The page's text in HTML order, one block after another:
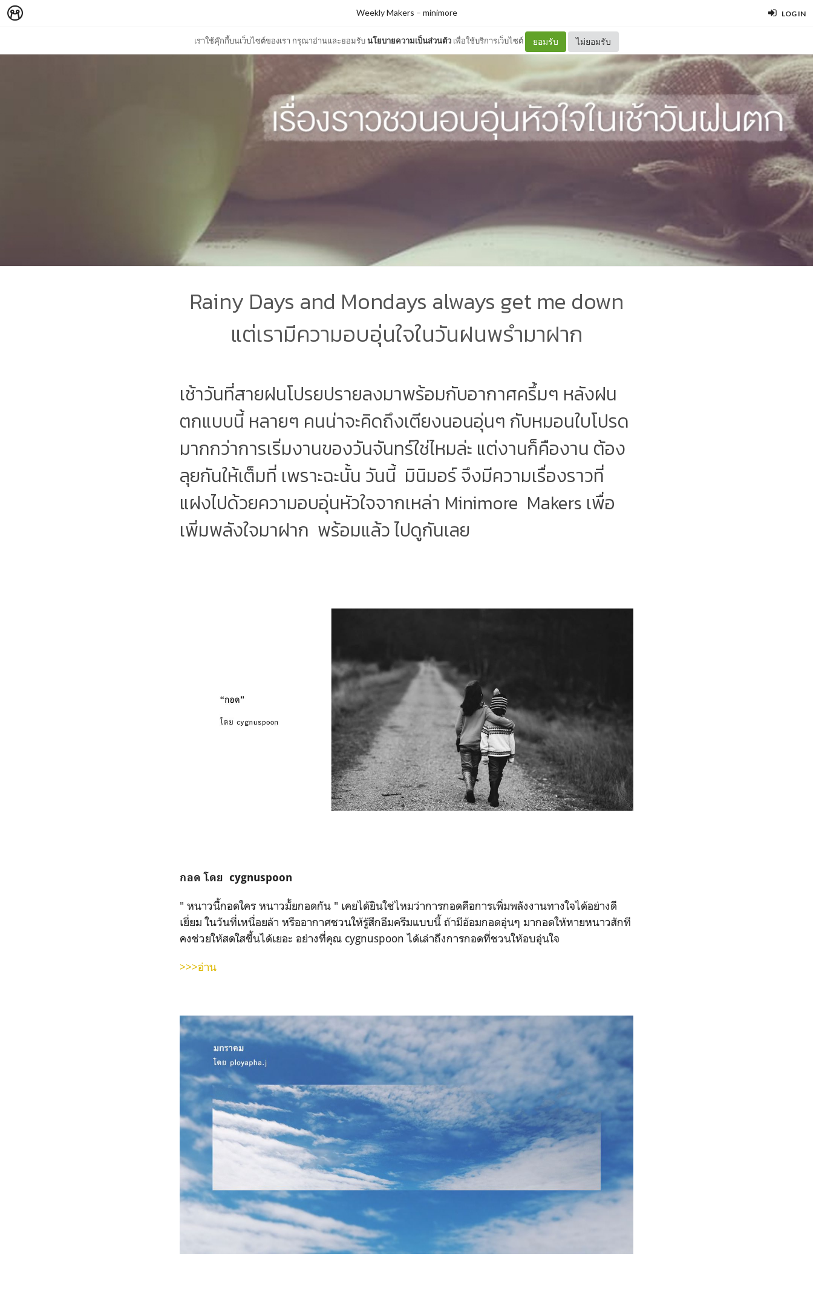
LOG IN
เราใช้คุ๊กกี้บนเว็บไซต์ของเรา กรุณาอ่านและยอมรับนโยบายความเป็นส่วนตัว เพื่อใช้บริการเว็บไซต์ ยอมรับ ไม่ยอมรับ
Weekly Makers – minimore
Rainy Days and Mondays always get me down
แต่เรามีความอบอุ่นใจในวันฝนพรำมาฝาก
เช้าวันที่สายฝนโปรยปรายลงมาพร้อมกับอากาศครึ้มๆ หลังฝน
ตกแบบนี้ หลายๆ คนน่าจะคิดถึงเตียงนอนอุ่นๆ กับหมอนใบโปรด
มากกว่าการเริ่มงานของวันจันทร์ใช่ไหมล่ะ แต่งานก็คืองาน ต้อง
ลุยกันให้เต็มที่ เพราะฉะนั้น วันนี้ มินิมอร์ จึงมีความเรื่องราวที่
แฝงไปด้วยความอบอุ่นหัวใจจากเหล่า Minimore Makers เพื่อ
เพิ่มพลังใจมาฝาก พร้อมแล้ว ไปดูกันเลย
กอด โดย cygnuspoon
" หนาวนี้กอดใคร หนาวมั้ยกอดกัน " เคยได้ยินใช่ไหมว่าการกอดคือการเพิ่มพลังงานทางใจได้อย่างดี
เยี่ยม ในวันที่เหนื่อยล้า หรืออากาศชวนให้รู้สึกอึมครึมแบบนี้ ถ้ามีอ้อมกอดอุ่นๆ มากอดให้หายหนาวสักที
คงช่วยให้สดใสขึ้นได้เยอะ อย่างที่คุณ cygnuspoon ได้เล่าถึงการกอดที่ชวนให้อบอุ่นใจ
>>>อ่าน